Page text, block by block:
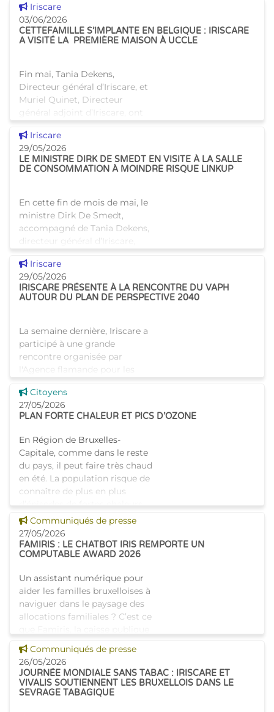
aromatisées, fruits frais,
biscuits et musique à
Voir cette news
Iriscare
03/06/2026
CETTEFAMILLE S’IMPLANTE EN BELGIQUE : IRISCARE
A VISITÉ LA PREMIÈRE MAISON À UCCLE
Fin mai, Tania Dekens,
Directeur général d’Iriscare, et
Muriel Quinet, Directeur
général adjoint d’Iriscare, ont
maison d’habitat partagé pour
aînés CetteFa
Voir cette news
Iriscare
29/05/2026
LE MINISTRE DIRK DE SMEDT EN VISITE À LA SALLE
DE CONSOMMATION À MOINDRE RISQUE LINKUP
En cette fin de mois de mai, le
ministre Dirk De Smedt,
accompagné de Tania Dekens,
directeur général d’Iriscare,
visiter la salle de
consommation à moindre risq
Voir cette news
Iriscare
29/05/2026
IRISCARE PRÉSENTE À LA RENCONTRE DU VAPH
AUTOUR DU PLAN DE PERSPECTIVE 2040
La semaine dernière, Iriscare a
participé à une grande
rencontre organisée par
l'Agence flamande pour les
). Elle se déroulait à Expo Gand,
et était consacrée à
Voir cette news
Citoyens
27/05/2026
PLAN FORTE CHALEUR ET PICS D’OZONE
En Région de Bruxelles-
Capitale, comme dans le reste
du pays, il peut faire très chaud
en été. La population risque de
connaître de plus en plus
d’épisodes de fortes chaleurs
accompagnés de
Voir cette news
Communiqués de presse
27/05/2026
FAMIRIS : LE CHATBOT IRIS REMPORTE UN
COMPUTABLE AWARD 2026
Un assistant numérique pour
aider les familles bruxelloises à
naviguer dans le paysage des
allocations familiales ? C’est ce
d’allocations familiales
bruxelloise
Voir cette news
Communiqués de presse
26/05/2026
JOURNÉE MONDIALE SANS TABAC : IRISCARE ET
VIVALIS SOUTIENNENT LES BRUXELLOIS DANS LE
SEVRAGE TABAGIQUE